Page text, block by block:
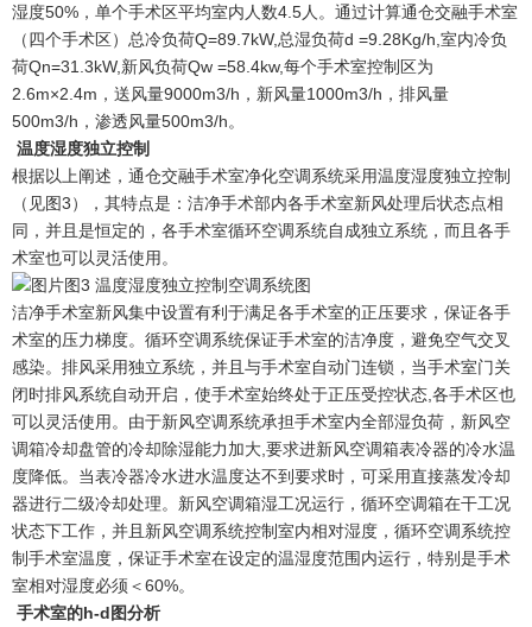
湿度50%，单个手术区平均室内人数4.5人。通过计算通仓交融手术室
（四个手术区）总冷负荷Q=89.7kW,总湿负荷d =9.28Kg/h,室内冷负
荷Qn=31.3kW,新风负荷Qw =58.4kw,每个手术室控制区为
2.6m×2.4m，送风量9000m3/h，新风量1000m3/h，排风量
500m3/h，渗透风量500m3/h。
温度湿度独立控制
根据以上阐述，通仓交融手术室净化空调系统采用温度湿度独立控制
（见图3），其特点是：洁净手术部内各手术室新风处理后状态点相
同，并且是恒定的，各手术室循环空调系统自成独立系统，而且各手
术室也可以灵活使用。
图3 温度湿度独立控制空调系统图
洁净手术室新风集中设置有利于满足各手术室的正压要求，保证各手
术室的压力梯度。循环空调系统保证手术室的洁净度，避免空气交叉
感染。排风采用独立系统，并且与手术室自动门连锁，当手术室门关
闭时排风系统自动开启，使手术室始终处于正压受控状态,各手术区也
可以灵活使用。由于新风空调系统承担手术室内全部湿负荷，新风空
调箱冷却盘管的冷却除湿能力加大,要求进新风空调箱表冷器的冷水温
度降低。当表冷器冷水进水温度达不到要求时，可采用直接蒸发冷却
器进行二级冷却处理。新风空调箱湿工况运行，循环空调箱在干工况
状态下工作，并且新风空调系统控制室内相对湿度，循环空调系统控
制手术室温度，保证手术室在设定的温湿度范围内运行，特别是手术
室相对湿度必须＜60%。
手术室的h-d图分析